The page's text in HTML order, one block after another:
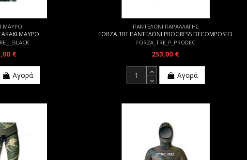
ΜΑΥΡΟ
ΜΑΥΡΟ
€
Αγορά
ΠΑΝΤΕΛΟΝΙ ΠΑΡΑΛΛΑΓΗΣ
FORZA TRE ΠΑΝΤΕΛΟΝΙ PROGRESS DECOMPOSED
FORZA_TRE_P_PRODEC
253,00 €
Αγορά